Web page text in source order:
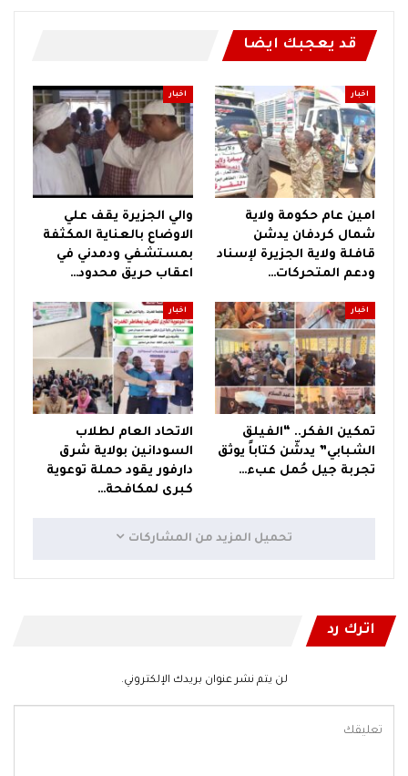
قد يعجبك ايضا
اخبار
امين عام حكومة ولاية
شمال كردفان يدشن
قافلة ولاية الجزيرة لإسناد
ودعم المتحركات…
اخبار
والي الجزيرة يقف علي
الاوضاع بالعناية المكثفة
بمستشفي ودمدني في
اعقاب حريق محدود…
اخبار
تمكين الفكر.. “الفيلق
الشبابي” يدشّن كتاباً يوثق
تجربة جيل حُمل عبء…
اخبار
الاتحاد العام لطلاب
السودانين بولاية شرق
دارفور يقود حملة توعوية
كبرى لمكافحة…
تحميل المزيد من المشاركات
اترك رد
لن يتم نشر عنوان بريدك الإلكتروني.